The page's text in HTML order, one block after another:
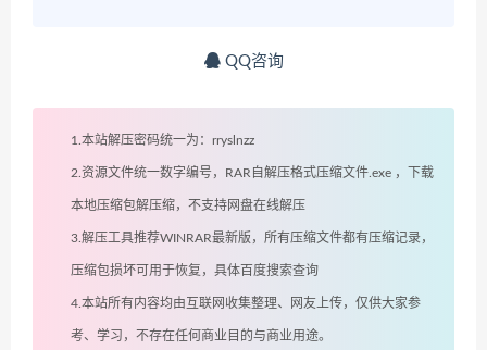
QQ咨询
1.本站解压密码统一为：rryslnzz
2.资源文件统一数字编号，RAR自解压格式压缩文件.exe ，下载
本地压缩包解压缩，不支持网盘在线解压
3.解压工具推荐WINRAR最新版，所有压缩文件都有压缩记录，
压缩包损坏可用于恢复，具体百度搜索查询
4.本站所有内容均由互联网收集整理、网友上传，仅供大家参
考、学习，不存在任何商业目的与商业用途。